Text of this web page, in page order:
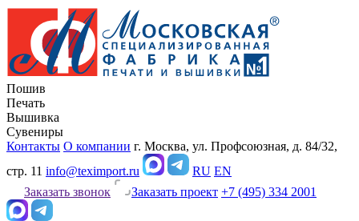
Пошив
Печать
Вышивка
Сувениры
Контакты О компании г. Москва, ул. Профсоюзная, д. 84/32,
стр. 11 info@teximport.ru RU EN
Заказать звонок
Заказать проект +7 (495) 334 2001